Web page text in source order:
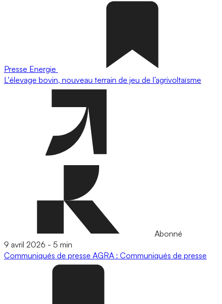
Presse Energie
L'élevage bovin, nouveau terrain de jeu de l’agrivoltaïsme
Abonné
9 avril 2026 - 5 min
Communiqués de presse AGRA : Communiqués de presse